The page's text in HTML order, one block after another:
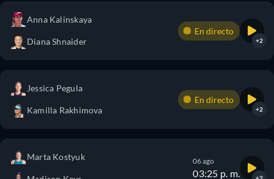
Anna Kalinskaya
Diana Shnaider
En directo
+2
Jessica Pegula
Kamilla Rakhimova
En directo
+2
Marta Kostyuk 06 ago
03:25 p. m.